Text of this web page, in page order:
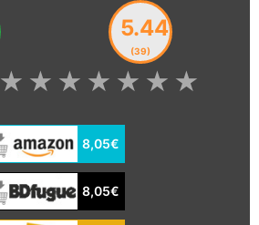
5.44
(39)
★
★
★
★
★
★
★
8,05€
8,05€